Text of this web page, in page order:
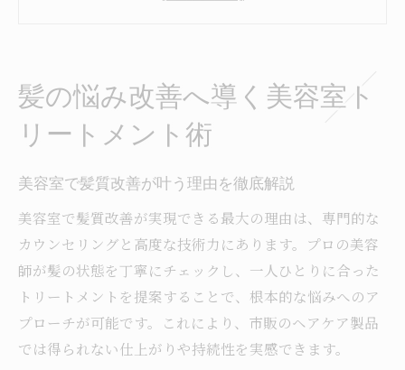
奈良県生駒市で人気のヘアケア施術とは
美容室で実感する髪質改善の新常識とは
美容室トリートメントの技術進化に注目
髪質改善の最新トレンドと美容室の取り組
み
専門カウンセリングで叶う理想の髪質とは
髪の内側から美しさを引き出す施術法
美容室での定期ケアがもたらす変化とは
トリートメント選びで変わる美髪への近道
髪質と悩みに合う美容室トリートメント選
髪の悩み改善へ導く美容室ト
リートメント術
美容室で髪質改善が叶う理由を徹底解説
美容室で髪質改善が実現できる最大の理由は、専門的な
カウンセリングと高度な技術力にあります。プロの美容
師が髪の状態を丁寧にチェックし、一人ひとりに合った
トリートメントを提案することで、根本的な悩みへのア
プローチが可能です。これにより、市販のヘアケア製品
では得られない仕上がりや持続性を実感できます。